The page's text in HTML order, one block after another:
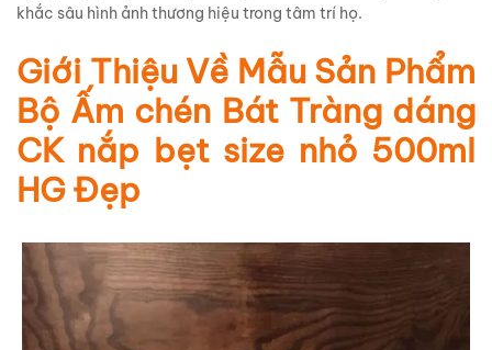
khắc sâu hình ảnh thương hiệu trong tâm trí họ.
Giới Thiệu Về Mẫu Sản Phẩm
Bộ Ấm chén Bát Tràng dáng
CK nắp bẹt size nhỏ 500ml
HG Đẹp